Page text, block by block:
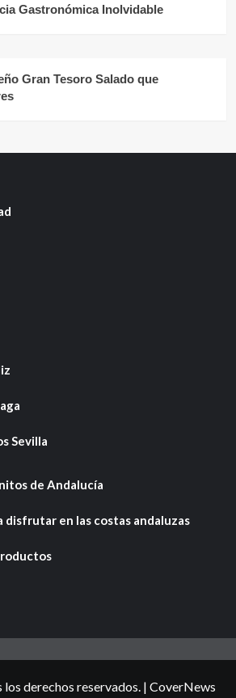
Gastronómica Inolvidable
Gran Tesoro Salado que
Sevilla
de Andalucía
en las costas andaluzas
derechos reservados. | CoverNews